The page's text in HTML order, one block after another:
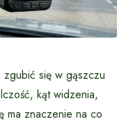
się w gąszczu
kąt widzenia,
ma znaczenie na co